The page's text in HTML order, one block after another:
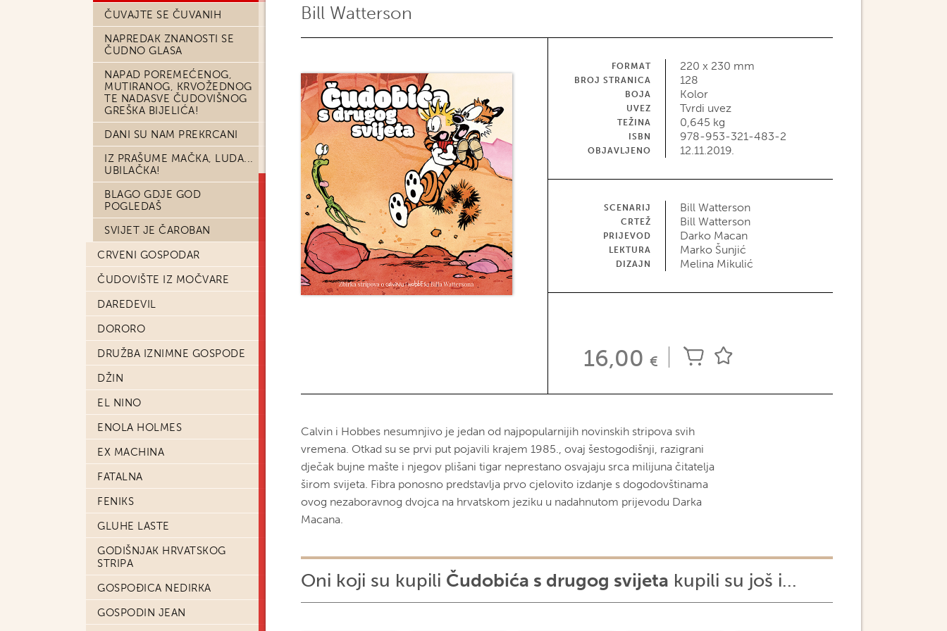
ČUVAJTE SE ČUVANIH
NAPREDAK ZNANOSTI SE
ČUDNO GLASA
NAPAD POREMEĆENOG,
MUTIRANOG, KRVOŽEDNOG
TE NADASVE ČUDOVIŠNOG
GREŠKA BIJELIĆA!
DANI SU NAM PREKRCANI
IZ PRAŠUME MAČKA, LUDA...
UBILAČKA!
BLAGO GDJE GOD
POGLEDAŠ
SVIJET JE ČAROBAN
CRVENI GOSPODAR
ČUDOVIŠTE IZ MOČVARE
DAREDEVIL
DORORO
DRUŽBA IZNIMNE GOSPODE
DŽIN
EL NINO
ENOLA HOLMES
EX MACHINA
FATALNA
FENIKS
GLUHE LASTE
GODIŠNJAK HRVATSKOG
STRIPA
GOSPOĐICA NEDIRKA
GOSPODIN JEAN
Bill Watterson
FORMAT 220 x 230 mm
BROJ STRANICA 128
BOJA Kolor
UVEZ Tvrdi uvez
TEŽINA 0,645 kg
ISBN 978-953-321-483-2
OBJAVLJENO 12.11.2019.
SCENARIJ Bill Watterson
CRTEŽ Bill Watterson
PRIJEVOD Darko Macan
LEKTURA Marko Šunjić
DIZAJN Melina Mikulić
16,00 €
Calvin i Hobbes nesumnjivo je jedan od najpopularnijih novinskih stripova svih
vremena. Otkad su se prvi put pojavili krajem 1985., ovaj šestogodišnji, razigrani
dječak bujne mašte i njegov plišani tigar neprestano osvajaju srca milijuna čitatelja
širom svijeta. Fibra ponosno predstavlja prvo cjelovito izdanje s dogodovštinama
ovog nezaboravnog dvojca na hrvatskom jeziku u nadahnutom prijevodu Darka
Macana.
Oni koji su kupili Čudobića s drugog svijeta kupili su još i...